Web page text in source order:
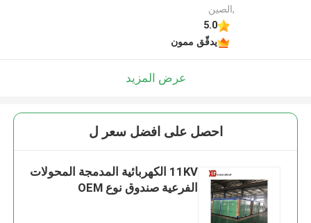
,الصين
5.0
يدقّق ممون
عرض المزيد
احصل على افضل سعر ل
11KV الكهربائية المدمجة المحولات
الفرعية صندوق نوع OEM